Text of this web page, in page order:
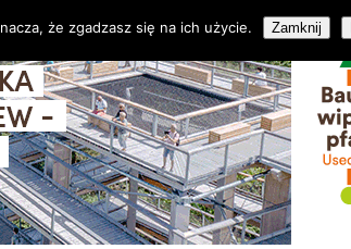
że zgadzasz się na ich użycie. Zamknij